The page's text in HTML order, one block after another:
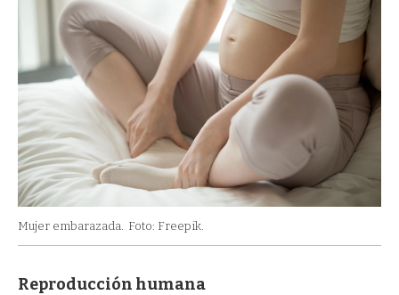
Mujer embarazada. Foto: Freepik.
Reproducción humana